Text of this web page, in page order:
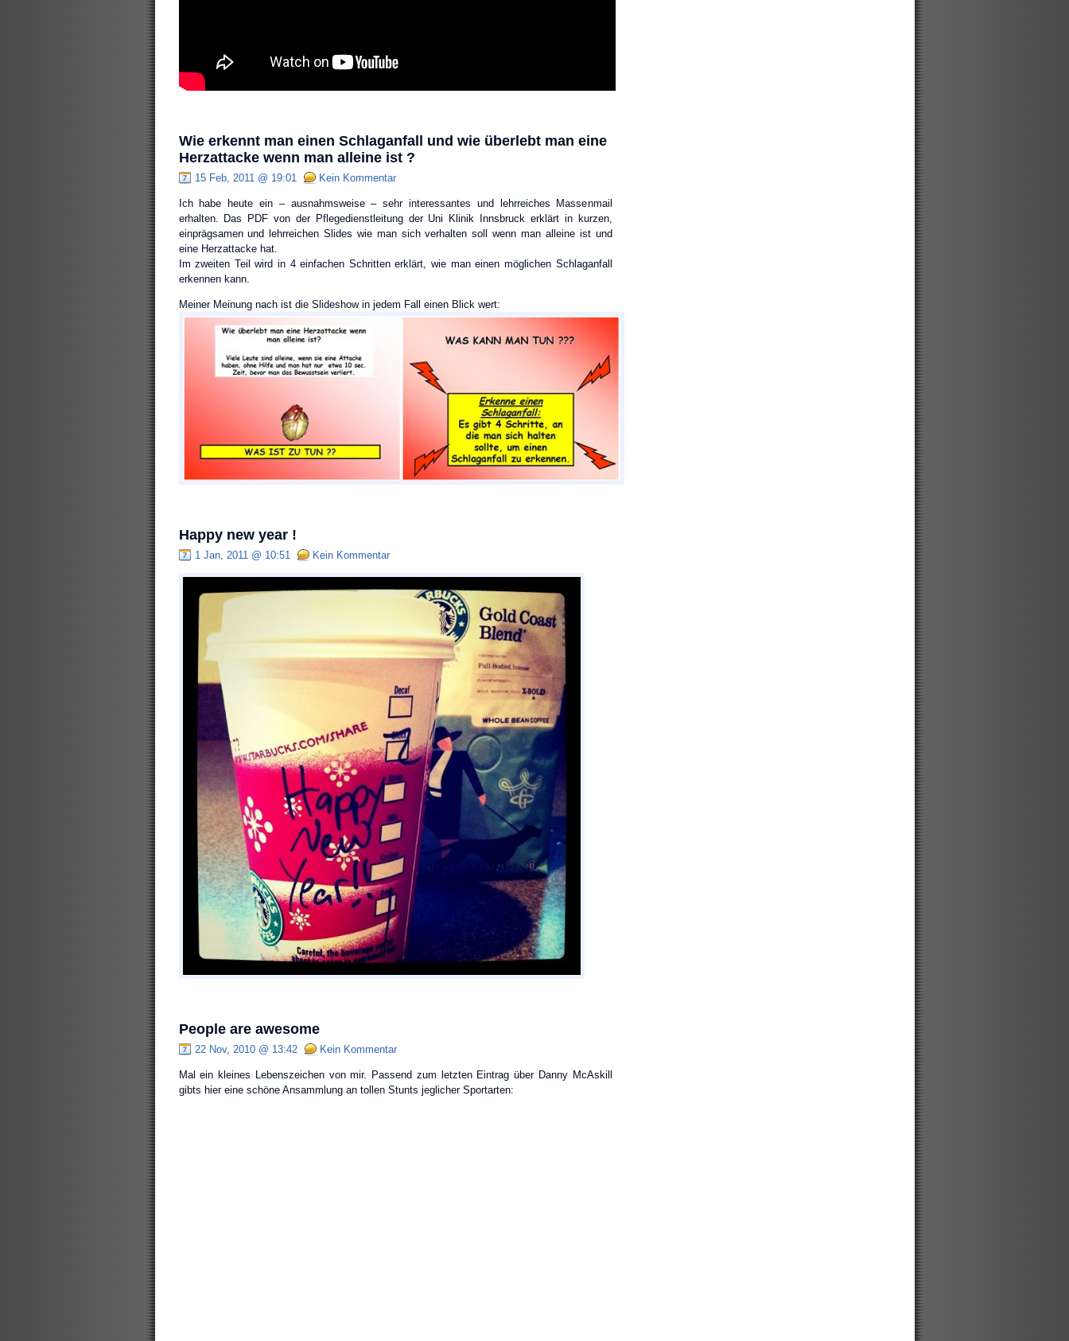
Wie erkennt man einen Schlaganfall und wie überlebt man eine
Herzattacke wenn man alleine ist ?
15 Feb, 2011 @ 19:01 Kein Kommentar
Ich habe heute ein – ausnahmsweise – sehr interessantes und lehrreiches Massenmail
erhalten. Das PDF von der Pflegedienstleitung der Uni Klinik Innsbruck erklärt in kurzen,
einprägsamen und lehrreichen Slides wie man sich verhalten soll wenn man alleine ist und
eine Herzattacke hat.
Im zweiten Teil wird in 4 einfachen Schritten erklärt, wie man einen möglichen Schlaganfall
erkennen kann.
Meiner Meinung nach ist die Slideshow in jedem Fall einen Blick wert:
Happy new year !
1 Jan, 2011 @ 10:51 Kein Kommentar
People are awesome
22 Nov, 2010 @ 13:42 Kein Kommentar
Mal ein kleines Lebenszeichen von mir. Passend zum letzten Eintrag über Danny McAskill
gibts hier eine schöne Ansammlung an tollen Stunts jeglicher Sportarten: